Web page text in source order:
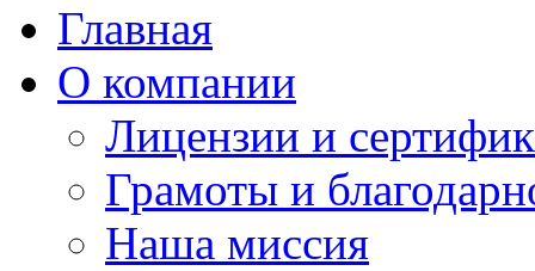
Главная
О компании
Лицензии и
Грамоты и
Наша миссия